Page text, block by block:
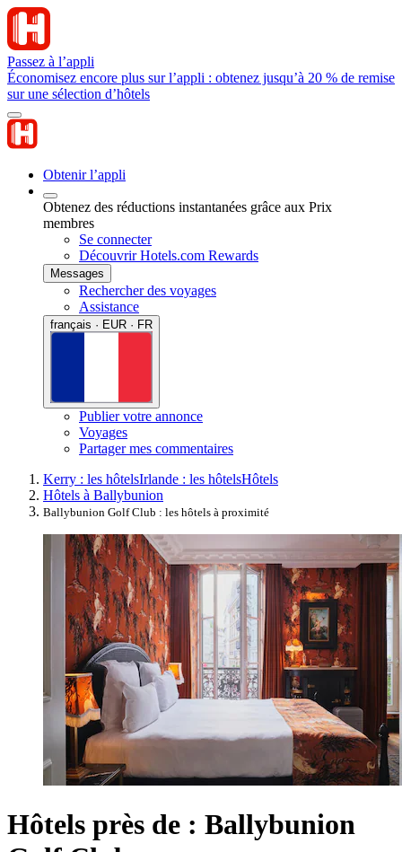
Passez à l’appli
Économisez encore plus sur l’appli : obtenez jusqu’à 20 % de remise
sur une sélection d’hôtels
Obtenir l’appli
Obtenez des réductions instantanées grâce aux Prix
membres
Se connecter
Découvrir Hotels.com Rewards
Messages
Rechercher des voyages
Assistance
français · EUR · FR
Publier votre annonce
Voyages
Partager mes commentaires
Kerry : les hôtelsIrlande : les hôtelsHôtels
Hôtels à Ballybunion
Ballybunion Golf Club : les hôtels à proximité
Hôtels près de : Ballybunion